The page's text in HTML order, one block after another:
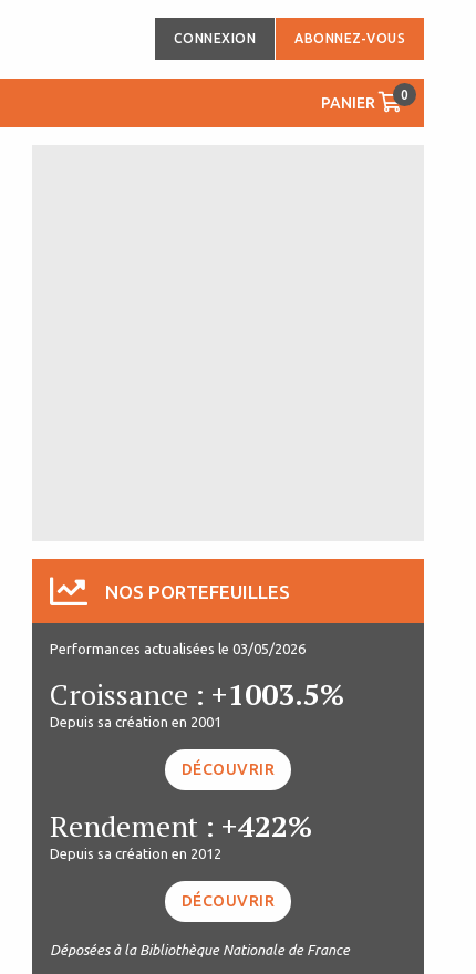
CONNEXION ABONNEZ-VOUS
PANIER 0
NOS PORTEFEUILLES
Performances actualisées le 03/05/2026
Croissance : +1003.5%
Depuis sa création en 2001
DÉCOUVRIR
Rendement : +422%
Depuis sa création en 2012
DÉCOUVRIR
Déposées à la Bibliothèque Nationale de France